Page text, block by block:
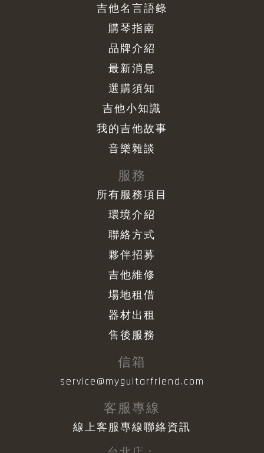
吉他名言語錄
購琴指南
品牌介紹
最新消息
選購須知
吉他小知識
我的吉他故事
音樂雜談
服務
所有服務項目
環境介紹
聯絡方式
夥伴招募
吉他維修
場地租借
器材出租
售後服務
信箱
service@myguitarfriend.com
客服專線
線上客服專線聯絡資訊